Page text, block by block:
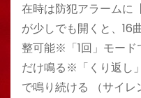
在時は防犯アラームに
が少しでも開くと、16
整可能※「1回」モード
だけ鳴る※「くり返し
で鳴り続ける （サイ